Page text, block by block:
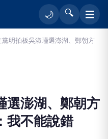
🌙 🔍 ☰
黨明拍板吳淑瑾選澎湖、鄭朝方
選澎湖、鄭朝方
不能說錯